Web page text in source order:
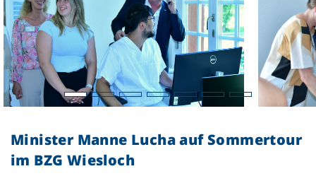
GRN
Der Verbund
Medizinische
Medizinische
Themenseiten
Minister Manne Lucha auf Sommertour
im BZG Wiesloch